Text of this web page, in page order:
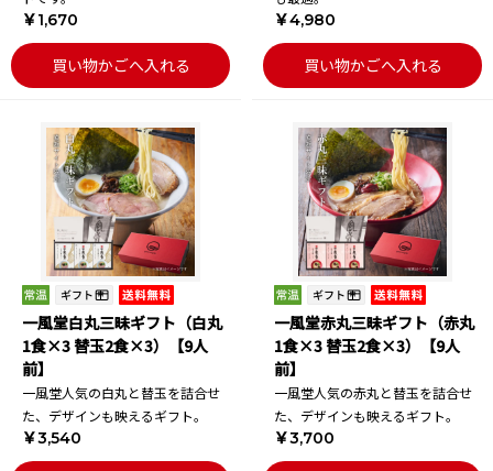
￥1,670
買い物かごへ入れる
￥4,980
買い物かごへ入れる
一風堂白丸三昧ギフト（白丸
1食×3 替玉2食×3）【9人
前】
一風堂人気の白丸と替玉を詰合せ
た、デザインも映えるギフト。
￥3,540
一風堂赤丸三昧ギフト（赤丸
1食×3 替玉2食×3）【9人
前】
一風堂人気の赤丸と替玉を詰合せ
た、デザインも映えるギフト。
￥3,700